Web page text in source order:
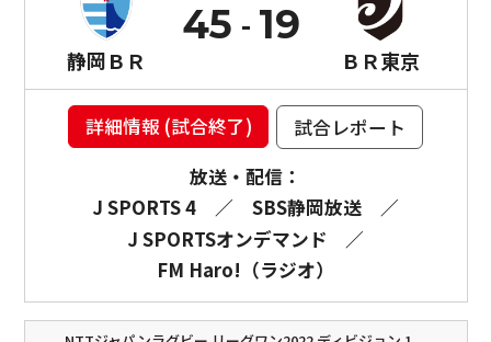
静岡ＢＲ
45
ＢＲ東京
19
詳細情報 (試合終了)
試合レポート
放送・配信：
J SPORTS 4
／ SBS静岡放送
／
J SPORTSオンデマンド
／
FM Haro!（ラジオ）